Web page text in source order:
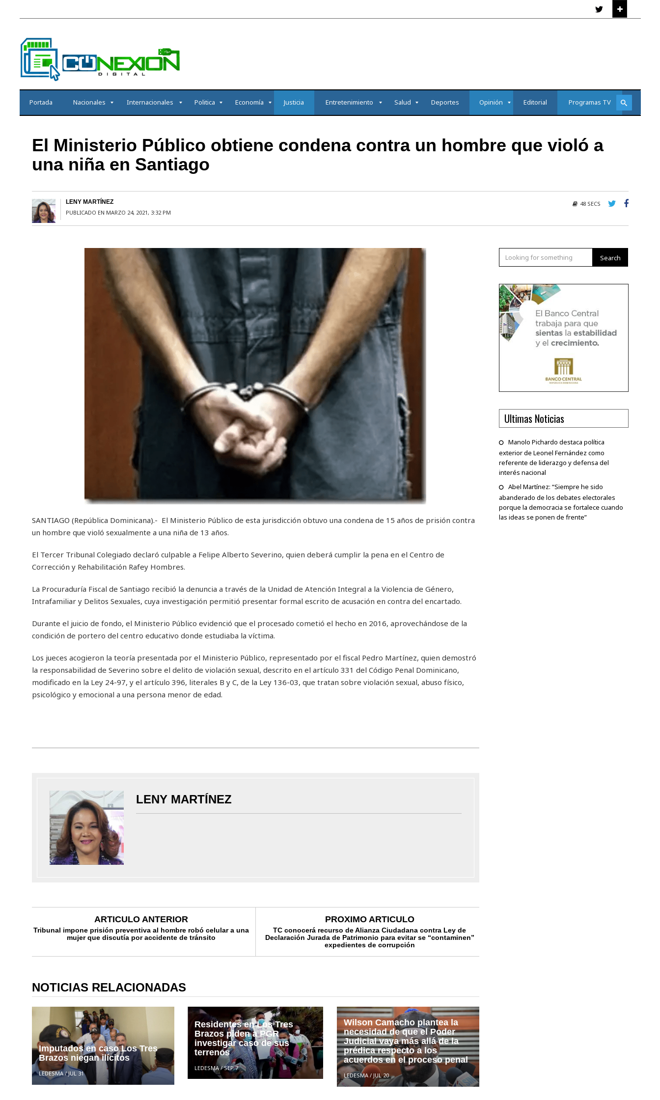
Portada Nacionales Internacionales Politica Economía Justicia Entretenimiento Salud Deportes Opinión Editorial Programas TV
El Ministerio Público obtiene condena contra un hombre que violó a
una niña en Santiago
LENY MARTÍNEZ
PUBLICADO EN MARZO 24, 2021, 3:32 PM
48 SECS
SANTIAGO (República Dominicana).- El Ministerio Público de esta jurisdicción obtuvo una condena de 15 años de prisión contra
un hombre que violó sexualmente a una niña de 13 años.
El Tercer Tribunal Colegiado declaró culpable a Felipe Alberto Severino, quien deberá cumplir la pena en el Centro de
Corrección y Rehabilitación Rafey Hombres.
La Procuraduría Fiscal de Santiago recibió la denuncia a través de la Unidad de Atención Integral a la Violencia de Género,
Intrafamiliar y Delitos Sexuales, cuya investigación permitió presentar formal escrito de acusación en contra del encartado.
Durante el juicio de fondo, el Ministerio Público evidenció que el procesado cometió el hecho en 2016, aprovechándose de la
condición de portero del centro educativo donde estudiaba la víctima.
Los jueces acogieron la teoría presentada por el Ministerio Público, representado por el fiscal Pedro Martínez, quien demostró
la responsabilidad de Severino sobre el delito de violación sexual, descrito en el artículo 331 del Código Penal Dominicano,
modificado en la Ley 24-97, y el artículo 396, literales B y C, de la Ley 136-03, que tratan sobre violación sexual, abuso físico,
psicológico y emocional a una persona menor de edad.
LENY MARTÍNEZ
ARTICULO ANTERIOR
Tribunal impone prisión preventiva al hombre robó celular a una
mujer que discutía por accidente de tránsito
PROXIMO ARTICULO
TC conocerá recurso de Alianza Ciudadana contra Ley de
Declaración Jurada de Patrimonio para evitar se “contaminen”
expedientes de corrupción
NOTICIAS RELACIONADAS
Imputados en caso Los Tres
Brazos niegan ilícitos
LEDESMA/JUL 31
Residentes en Los Tres
Brazos piden a PGR
investigar caso de sus
terrenos
LEDESMA/SEP 7
Wilson Camacho plantea la
necesidad de que el Poder
Judicial vaya más allá de la
prédica respecto a los
acuerdos en el proceso penal
LEDESMA / JUL 20
Search
Ultimas Noticias
Manolo Pichardo destaca política
exterior de Leonel Fernández como
referente de liderazgo y defensa del
interés nacional
Abel Martínez: “Siempre he sido
abanderado de los debates electorales
porque la democracia se fortalece cuando
las ideas se ponen de frente”